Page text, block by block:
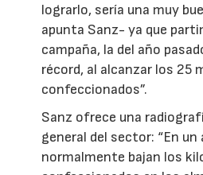
lograrlo, sería una muy
apunta Sanz- ya que
campaña, la del año
récord, al alcanzar los 25
confeccionados”.
Sanz ofrece una
general del sector: “En
normalmente bajan los